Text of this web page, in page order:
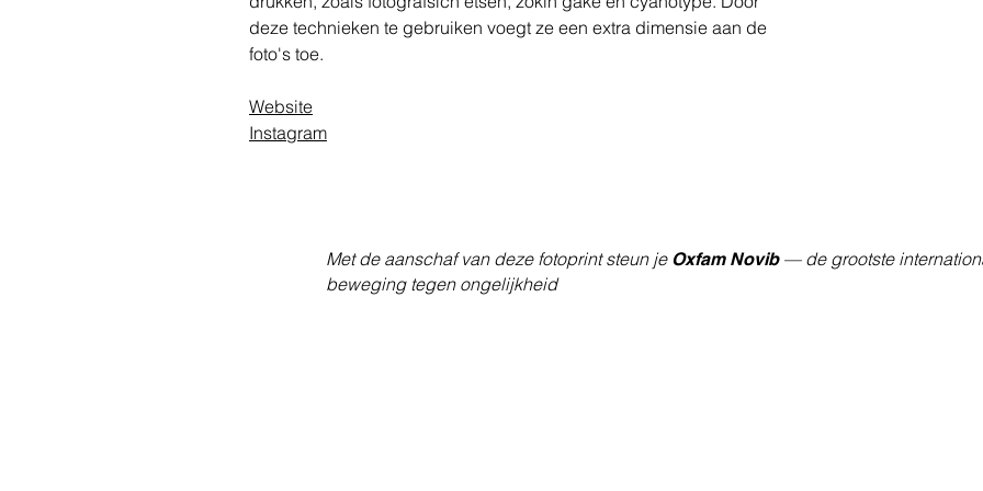
deze technieken te gebruiken voegt ze een extra dimensie aan de
foto's toe.
Website
Instagram
Met de aanschaf van deze fotoprint steun je Oxfam Novib— de grootste
beweging tegen ongelijkheid